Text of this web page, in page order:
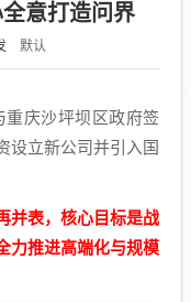
意打造问界
默认
重庆沙坪坝区政府签
设立新公司并引入国
并表，核心目标是战
力推进高端化与规模